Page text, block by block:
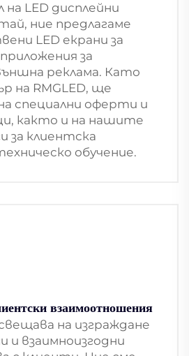
LED дисплейни
ние предлагаме
LED екрани за
за
реклама. Като
на RMGLED, ще
специални оферти и
както и на нашите
за клиентска
обучение.
взаимоотношения
на изграждане
и взаимноизгодни